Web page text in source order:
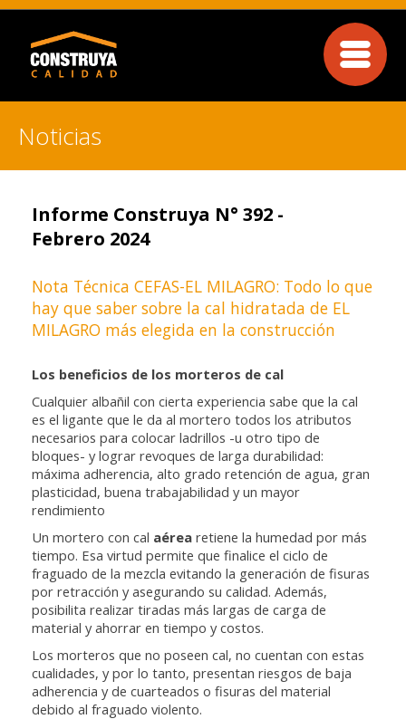
Noticias
Informe Construya N° 392 -
Febrero 2024
Nota Técnica CEFAS-EL MILAGRO: Todo lo que
hay que saber sobre la cal hidratada de EL
MILAGRO más elegida en la construcción
Los beneficios de los morteros de cal
Cualquier albañil con cierta experiencia sabe que la cal
es el ligante que le da al mortero todos los atributos
necesarios para colocar ladrillos -u otro tipo de
bloques- y lograr revoques de larga durabilidad:
máxima adherencia, alto grado retención de agua, gran
plasticidad, buena trabajabilidad y un mayor
rendimiento
Un mortero con cal aérea retiene la humedad por más
tiempo. Esa virtud permite que finalice el ciclo de
fraguado de la mezcla evitando la generación de fisuras
por retracción y asegurando su calidad. Además,
posibilita realizar tiradas más largas de carga de
material y ahorrar en tiempo y costos.
Los morteros que no poseen cal, no cuentan con estas
cualidades, y por lo tanto, presentan riesgos de baja
adherencia y de cuarteados o fisuras del material
debido al fraguado violento.